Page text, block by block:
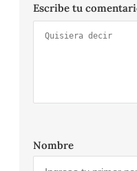
Escribe tu
Nombre